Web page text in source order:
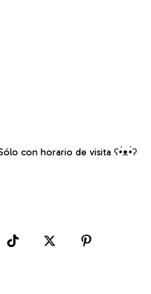
con horario de visita ʕ•́ᴥ•̀ʔ